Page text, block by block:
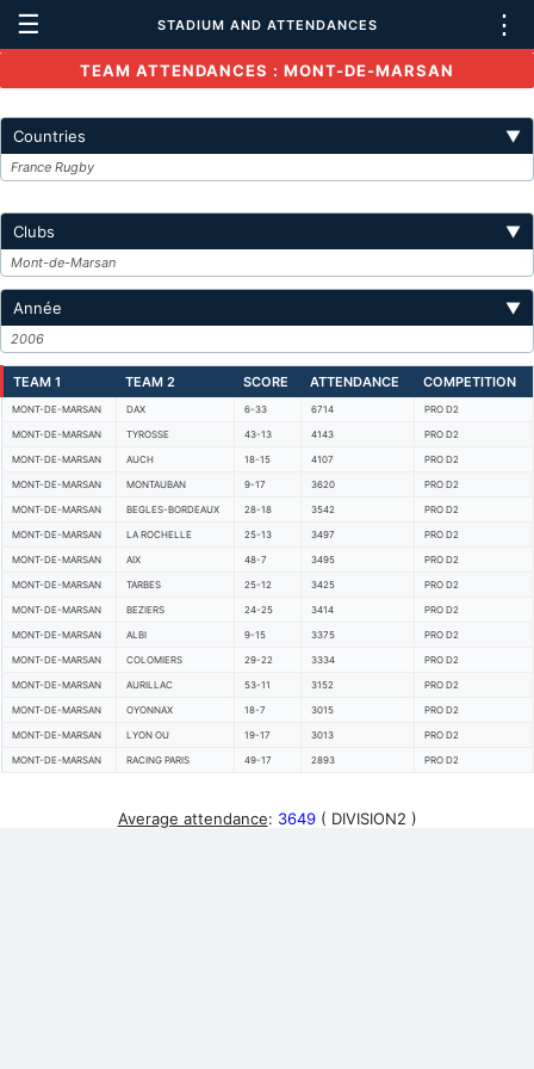
☰ STADIUM AND ATTENDANCES ⋮
TEAM ATTENDANCES : MONT-DE-MARSAN
Countries ▼
France Rugby
Clubs ▼
Mont-de-Marsan
Année ▼
2006
TEAM 1 TEAM 2 SCORE ATTENDANCE COMPETITION
MONT-DE-MARSAN DAX 6-33 6714 PRO D2
MONT-DE-MARSAN TYROSSE 43-13 4143 PRO D2
MONT-DE-MARSAN AUCH 18-15 4107 PRO D2
MONT-DE-MARSAN MONTAUBAN 9-17 3620 PRO D2
MONT-DE-MARSAN BEGLES-BORDEAUX 28-18 3542 PRO D2
MONT-DE-MARSAN LA ROCHELLE 25-13 3497 PRO D2
MONT-DE-MARSAN AIX 48-7 3495 PRO D2
MONT-DE-MARSAN TARBES 25-12 3425 PRO D2
MONT-DE-MARSAN BEZIERS 24-25 3414 PRO D2
MONT-DE-MARSAN ALBI 9-15 3375 PRO D2
MONT-DE-MARSAN COLOMIERS 29-22 3334 PRO D2
MONT-DE-MARSAN AURILLAC 53-11 3152 PRO D2
MONT-DE-MARSAN OYONNAX 18-7 3015 PRO D2
MONT-DE-MARSAN LYON OU 19-17 3013 PRO D2
MONT-DE-MARSAN RACING PARIS 49-17 2893 PRO D2
Average attendance: 3649 ( DIVISION2 )